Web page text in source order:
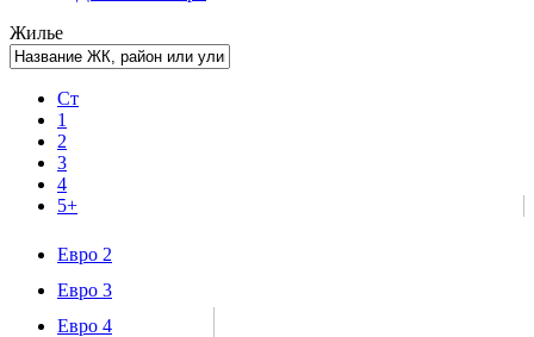
Жилье
Ст
1
2
3
4
5+
Евро 2
Евро 3
Евро 4